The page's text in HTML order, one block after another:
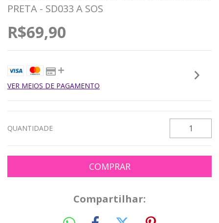
PRETA - SD033 A SOS
R$69,90
VER MEIOS DE PAGAMENTO
QUANTIDADE
Compartilhar: